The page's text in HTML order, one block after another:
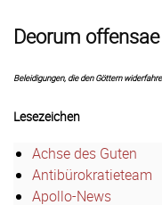
Deorum
Beleidigungen, die den Göttern
Lesezeichen
Achse des Guten
Antibürokratieteam
Apollo-News